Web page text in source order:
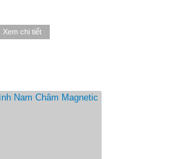
Xem chi tiết